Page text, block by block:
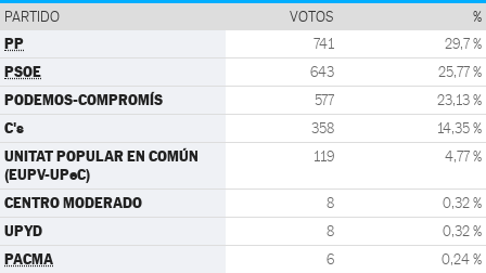
PARTIDO VOTOS %
PP 741 29,7 %
PSOE 643 25,77 %
PODEMOS-COMPROMÍS 577 23,13 %
C's 358 14,35 %
UNITAT POPULAR EN COMÚN
(EUPV-UPeC)
119 4,77 %
CENTRO MODERADO 8 0,32 %
UPYD 8 0,32 %
PACMA 6 0,24 %